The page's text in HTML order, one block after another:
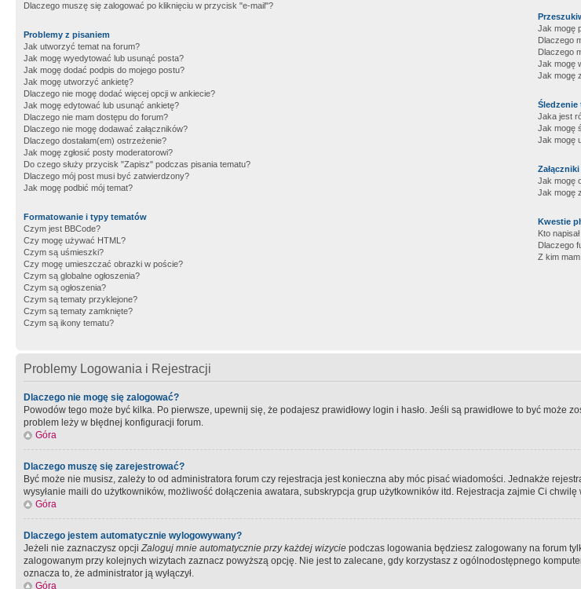
Dlaczego muszę się zalogować po kliknięciu w przycisk "e-mail"?
Problemy z pisaniem
Jak utworzyć temat na forum?
Jak mogę wyedytować lub usunąć posta?
Jak mogę dodać podpis do mojego postu?
Jak mogę utworzyć ankietę?
Dlaczego nie mogę dodać więcej opcji w ankiecie?
Jak mogę edytować lub usunąć ankietę?
Dlaczego nie mam dostępu do forum?
Dlaczego nie mogę dodawać załączników?
Dlaczego dostałam(em) ostrzeżenie?
Jak mogę zgłosić posty moderatorowi?
Do czego służy przycisk "Zapisz" podczas pisania tematu?
Dlaczego mój post musi być zatwierdzony?
Jak mogę podbić mój temat?
Formatowanie i typy tematów
Czym jest BBCode?
Czy mogę używać HTML?
Czym są uśmieszki?
Czy mogę umieszczać obrazki w poście?
Czym są globalne ogłoszenia?
Czym są ogłoszenia?
Czym są tematy przyklejone?
Czym są tematy zamknięte?
Czym są ikony tematu?
Jak mogę
Dlaczego
Dlaczego
Jak mogę
Jak mogę
Śledzenie
Jaka jest
Jak mogę
Jak mogę
Załączniki
Jak mogę
Jak mogę
Kwestie
Kto
Dlaczego
Z kim
Problemy Logowania i Rejestracji
Dlaczego nie mogę się zalogować?
Powodów tego może być kilka. Po pierwsze, upewnij się, że podajesz prawidłowy login i hasło. Jeśli są prawidłowe to być może
problem leży w błędnej konfiguracji forum.
Góra
Dlaczego muszę się zarejestrować?
Być może nie musisz, zależy to od administratora forum czy rejestracja jest konieczna aby móc pisać wiadomości. Jednakże
wysyłanie maili do użytkowników, możliwość dołączenia awatara, subskrypcja grup użytkowników itd. Rejestracja zajmie Ci chwilę
Góra
Dlaczego jestem automatycznie wylogowywany?
Jeżeli nie zaznaczysz opcjiZaloguj mnie automatycznie przy każdej wizycie podczas logowania będziesz zalogowany na forum
zalogowanym przy kolejnych wizytach zaznacz powyższą opcję. Nie jest to zalecane, gdy korzystasz z ogólnodostępnego
oznacza to, że administrator ją wyłączył.
Góra